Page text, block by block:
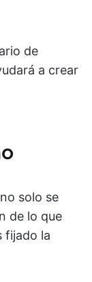
de
a crear
solo se
de lo que
fijado la